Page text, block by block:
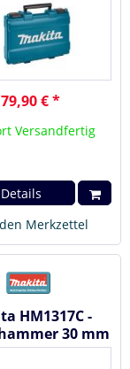
€ *
Versandfertig
Merkzettel
HM1317C -
30 mm
1.510 W